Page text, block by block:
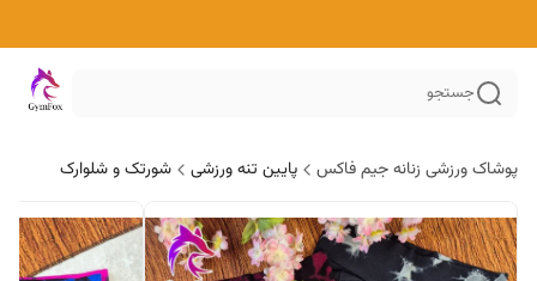
جستجو
پوشاک ورزشی زنانه جیم فاکس پایین تنه ورزشی شورتک و شلوارک